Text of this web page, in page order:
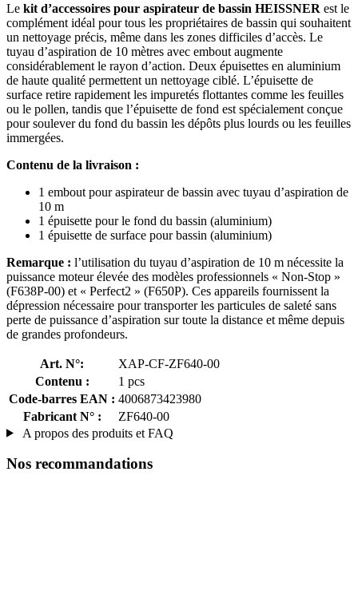
Le kit d’accessoires pour aspirateur de bassin HEISSNER est le
complément idéal pour tous les propriétaires de bassin qui souhaitent
un nettoyage précis, même dans les zones difficiles d’accès. Le
tuyau d’aspiration de 10 mètres avec embout augmente
considérablement le rayon d’action. Deux épuisettes en aluminium
de haute qualité permettent un nettoyage ciblé. L’épuisette de
surface retire rapidement les impuretés flottantes comme les feuilles
ou le pollen, tandis que l’épuisette de fond est spécialement conçue
pour soulever du fond du bassin les dépôts plus lourds ou les feuilles
immergées.
Contenu de la livraison :
1 embout pour aspirateur de bassin avec tuyau d’aspiration de
10 m
1 épuisette pour le fond du bassin (aluminium)
1 épuisette de surface pour bassin (aluminium)
Remarque : l’utilisation du tuyau d’aspiration de 10 m nécessite la
puissance moteur élevée des modèles professionnels « Non-Stop »
(F638P-00) et « Perfect2 » (F650P). Ces appareils fournissent la
dépression nécessaire pour transporter les particules de saleté sans
perte de puissance d’aspiration sur toute la distance et même depuis
de grandes profondeurs.
Art. N°:
XAP-CF-ZF640-00
Contenu :
1 pcs
Code-barres EAN : 4006873423980
Fabricant N° :
ZF640-00
A propos des produits et FAQ
Nos recommandations